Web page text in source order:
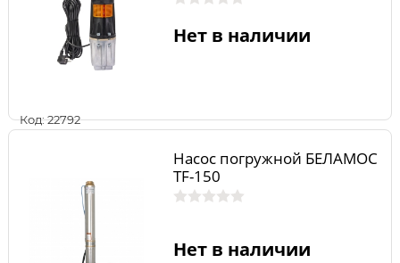
Код: 22792
Нет в наличии
Насос погружной БЕЛАМОС
TF-150
Нет в наличии